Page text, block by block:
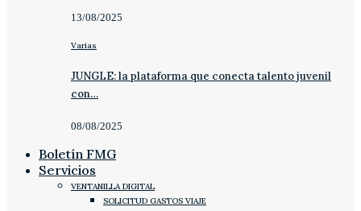
13/08/2025
Varias
JUNGLE: la plataforma que conecta talento juvenil
con…
08/08/2025
Boletín FMG
Servicios
VENTANILLA DIGITAL
SOLICITUD GASTOS VIAJE